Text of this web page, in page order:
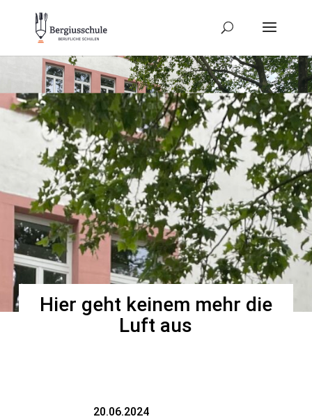
Hier geht keinem mehr die
Luft aus
20.06.2024